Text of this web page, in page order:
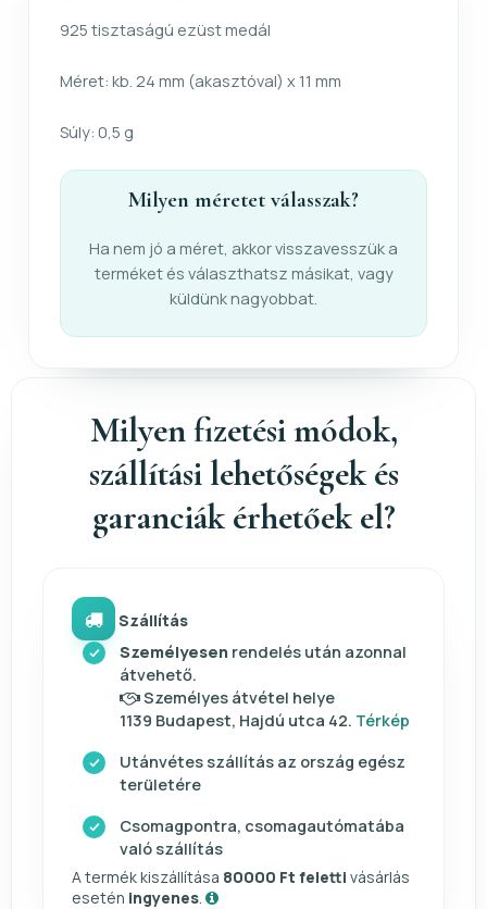
925 tisztaságú ezüst medál
Méret: kb. 24 mm (akasztóval) x 11 mm
Súly: 0,5 g
Milyen méretet válasszak?
Ha nem jó a méret, akkor visszavesszük a
terméket és választhatsz másikat, vagy
küldünk nagyobbat.
Milyen fizetési módok,
szállítási lehetőségek és
garanciák érhetőek el?
Szállítás
Személyesen rendelés után azonnal
átvehető.
Személyes átvétel helye
1139 Budapest, Hajdú utca 42. Térkép
Utánvétes szállítás az ország egész
területére
Csomagpontra, csomagautómatába
való szállítás
A termék kiszállítása 80000 Ft feletti vásárlás
esetén ingyenes.